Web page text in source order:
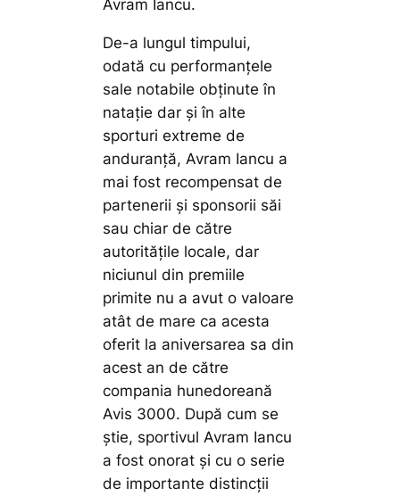
Avram Iancu.
De-a lungul timpului,
odată cu performanțele
sale notabile obținute în
natație dar și în alte
sporturi extreme de
anduranță, Avram Iancu a
mai fost recompensat de
partenerii și sponsorii săi
sau chiar de către
autoritățile locale, dar
niciunul din premiile
primite nu a avut o valoare
atât de mare ca acesta
oferit la aniversarea sa din
acest an de către
compania hunedoreană
Avis 3000. După cum se
știe, sportivul Avram Iancu
a fost onorat și cu o serie
de importante distincții